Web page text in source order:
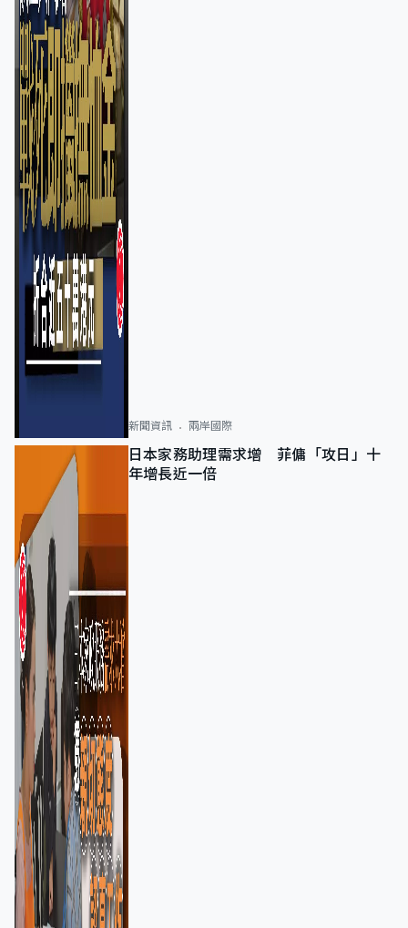
新聞資訊 兩岸國際
日本家務助理需求增 菲傭「攻日」十
年增長近一倍